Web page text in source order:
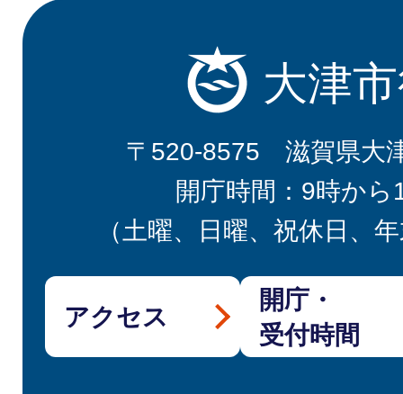
大津
〒520-8575 滋賀県大
開庁時間：9時から
（土曜、日曜、祝休日、
アクセス
開庁・
受付時間